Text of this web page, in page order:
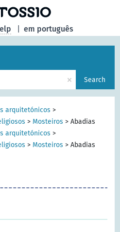
em português
× Search
arquitetónicos >
> Mosteiros >Abadias
arquitetónicos >
> Mosteiros >Abadias